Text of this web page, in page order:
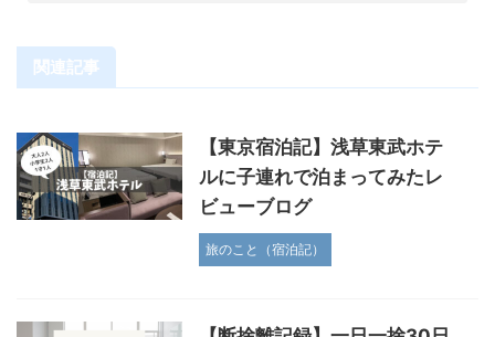
関連記事
【東京宿泊記】浅草東武ホテ
ルに子連れで泊まってみたレ
ビューブログ
旅のこと（宿泊記）